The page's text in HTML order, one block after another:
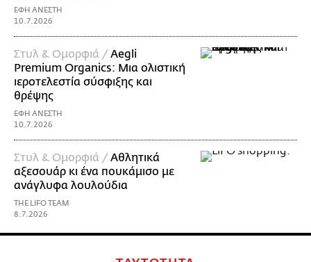
ΕΦΗ ΑΝΕΣΤΗ
10.7.2026
Στυλ & Ομορφιά /Aegli
Premium Organics: Μια ολιστική
ιεροτελεστία σύσφιξης και
θρέψης
ΕΦΗ ΑΝΕΣΤΗ
10.7.2026
Στυλ & Ομορφιά /Αθλητικά
αξεσουάρ κι ένα πουκάμισο με
ανάγλυφα λουλούδια
THE LIFO TEAM
8.7.2026